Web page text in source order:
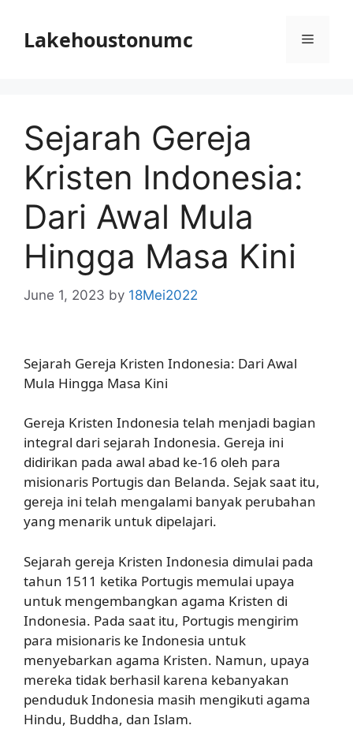
contentLakehoustonumc Menu
Sejarah Gereja
Kristen Indonesia:
Dari Awal Mula
Hingga Masa Kini
June 1, 2023 by 18Mei2022
Sejarah Gereja Kristen Indonesia: Dari Awal
Mula Hingga Masa Kini
Gereja Kristen Indonesia telah menjadi bagian
integral dari sejarah Indonesia. Gereja ini
didirikan pada awal abad ke-16 oleh para
misionaris Portugis dan Belanda. Sejak saat itu,
gereja ini telah mengalami banyak perubahan
yang menarik untuk dipelajari.
Sejarah gereja Kristen Indonesia dimulai pada
tahun 1511 ketika Portugis memulai upaya
untuk mengembangkan agama Kristen di
Indonesia. Pada saat itu, Portugis mengirim
para misionaris ke Indonesia untuk
menyebarkan agama Kristen. Namun, upaya
mereka tidak berhasil karena kebanyakan
penduduk Indonesia masih mengikuti agama
Hindu, Buddha, dan Islam.